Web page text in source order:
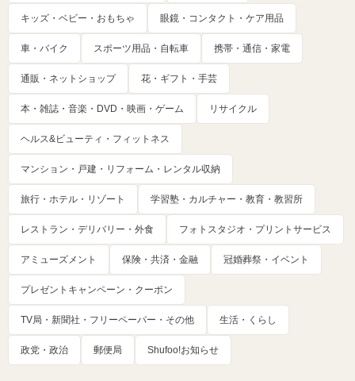
キッズ・ベビー・おもちゃ 眼鏡・コンタクト・ケア用品
車・バイク スポーツ用品・自転車 携帯・通信・家電
通販・ネットショップ 花・ギフト・手芸
本・雑誌・音楽・DVD・映画・ゲーム リサイクル
ヘルス&ビューティ・フィットネス
マンション・戸建・リフォーム・レンタル収納
旅行・ホテル・リゾート 学習塾・カルチャー・教育・教習所
レストラン・デリバリー・外食 フォトスタジオ・プリントサービス
アミューズメント 保険・共済・金融 冠婚葬祭・イベント
プレゼントキャンペーン・クーポン
TV局・新聞社・フリーペーパー・その他 生活・くらし
政党・政治 郵便局 Shufoo!お知らせ